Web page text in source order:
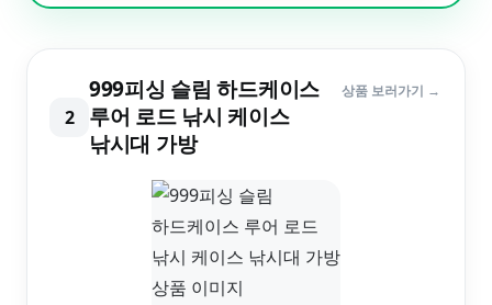
2
999피싱 슬림 하드케이스
루어 로드 낚시 케이스
낚시대 가방
상품 보러가기 →